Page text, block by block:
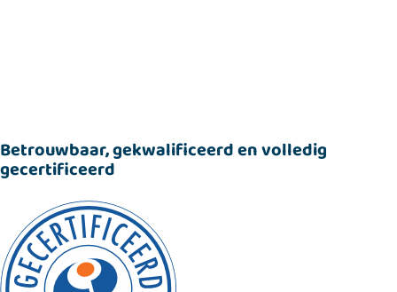
Betrouwbaar, gekwalificeerd en volledig
gecertificeerd